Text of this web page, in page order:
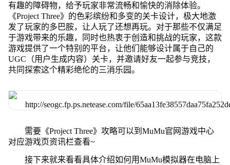
有趣的障碍物，给予玩家非常流畅和愉快的消除体验。
《Project Three》的色彩缤纷和多变的关卡设计，极大地激
发了玩家的多巴胺，让人玩了还想再玩。对于那些不仅满足
于游戏带来的乐趣，同时也热衷于创造和挑战的玩家，这款
游戏提供了一个特别的平台，让他们能够设计属于自己的
UGC（用户生成内容）关卡，并邀请好友一起参与竞技，
共同探索这个精彩绝伦的三消乐园。
需要《Project Three》攻略可以到MuMu官网游戏中心
对应游戏页资讯栏查看~
接下来就来看看具体介绍如何用MuMu模拟器在电脑上